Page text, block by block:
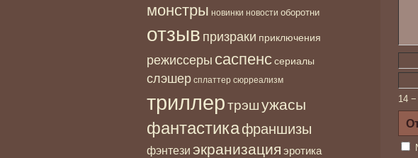
монстры новинки новости оборотни
отзыв призраки приключения
режиссеры саспенссериалы
слэшер сплаттер сюрреализм
триллертрэшужасы
фантастикафраншизы
фэнтези экранизация эротика
14 −